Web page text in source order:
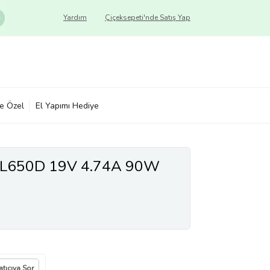
Çiçeksepeti'nde Satış Yap
Yardım
Özel El Yapımı Hediye
19V 4.74A 90W